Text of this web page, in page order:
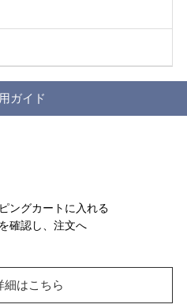
ガイド
ングカートに入れる
確認し、注文へ
細はこちら